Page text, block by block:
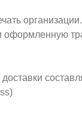
оформленную